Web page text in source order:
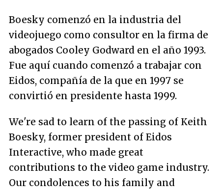
Boesky comenzó en la industria del
videojuego como consultor en la firma de
abogados Cooley Godward en el año 1993.
Fue aquí cuando comenzó a trabajar con
Eidos, compañía de la que en 1997 se
convirtió en presidente hasta 1999.
We're sad to learn of the passing of Keith
Boesky, former president of Eidos
Interactive, who made great
contributions to the video game industry.
Our condolences to his family and